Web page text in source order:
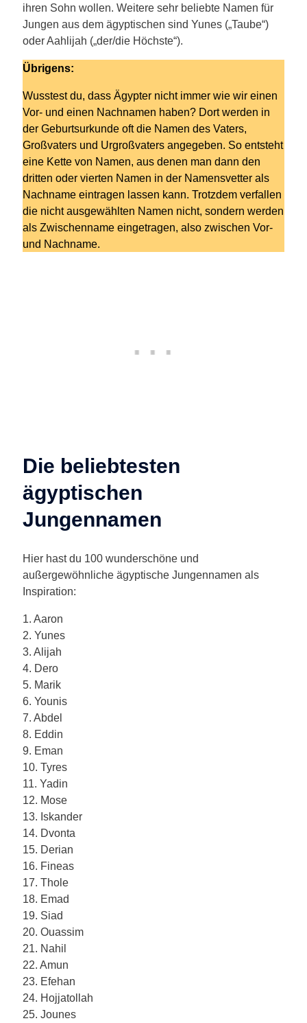
ihren Sohn wollen. Weitere sehr beliebte Namen für
Jungen aus dem ägyptischen sind Yunes („Taube“)
oder Aahlijah („der/die Höchste“).
Übrigens:
Wusstest du, dass Ägypter nicht immer wie wir einen
Vor- und einen Nachnamen haben? Dort werden in
der Geburtsurkunde oft die Namen des Vaters,
Großvaters und Urgroßvaters angegeben. So entsteht
eine Kette von Namen, aus denen man dann den
dritten oder vierten Namen in der Namensvetter als
Nachname eintragen lassen kann. Trotzdem verfallen
die nicht ausgewählten Namen nicht, sondern werden
als Zwischenname eingetragen, also zwischen Vor-
und Nachname.
Die beliebtesten
ägyptischen
Jungennamen
Hier hast du 100 wunderschöne und
außergewöhnliche ägyptische Jungennamen als
Inspiration:
1. Aaron
2. Yunes
3. Alijah
4. Dero
5. Marik
6. Younis
7. Abdel
8. Eddin
9. Eman
10. Tyres
11. Yadin
12. Mose
13. Iskander
14. Dvonta
15. Derian
16. Fineas
17. Thole
18. Emad
19. Siad
20. Ouassim
21. Nahil
22. Amun
23. Efehan
24. Hojjatollah
25. Jounes